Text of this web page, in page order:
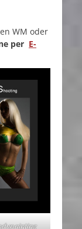
WM oder
per E-